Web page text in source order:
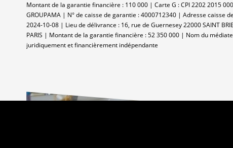
Montant de la garantie financière : 110 000 | Carte G : CPI 2202 2015
GROUPAMA | N° de caisse de garantie : 4000712340 | Adresse caisse
2024-10-08 | Lieu de délivrance : 16, rue de Guernesey 22000 SAINT
PARIS | Montant de la garantie financière : 52 350 000 | Nom du
juridiquement et financièrement indépendante